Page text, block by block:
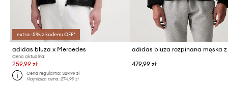
extra -5% z kodem: OFF*
adidas bluza x Mercedes
Cena aktualna:
259,99 zł
Cena regularna:329,99 zł
Najniższa cena:274,99 zł
479,99 zł